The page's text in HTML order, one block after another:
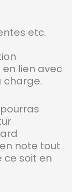
etc.
lien avec
charge.
note tout
ce soit en